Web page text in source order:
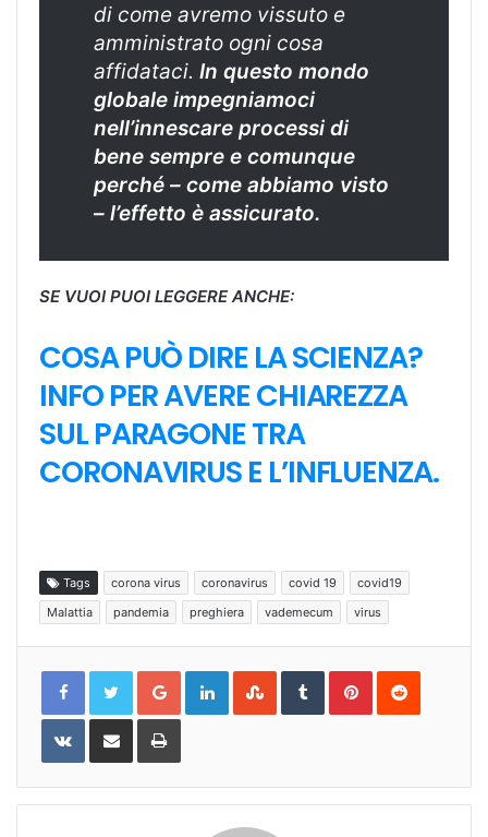
di come avremo vissuto e
amministrato ogni cosa
affidataci. In questo mondo
globale impegniamoci
nell’innescare processi di
bene sempre e comunque
perché – come abbiamo visto
– l’effetto è assicurato.
SE VUOI PUOI LEGGERE ANCHE:
COSA PUÒ DIRE LA SCIENZA?
INFO PER AVERE CHIAREZZA
SUL PARAGONE TRA
CORONAVIRUS E L’INFLUENZA.
Tags corona virus coronavirus covid 19
covid19
Malattia
pandemia preghiera vademecum virus
Google+LinkedInStumbleUpon
TumblrPinterestReddit
VKontakteShare
Email
Print